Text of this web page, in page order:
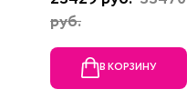
руб.
В КОРЗИНУ